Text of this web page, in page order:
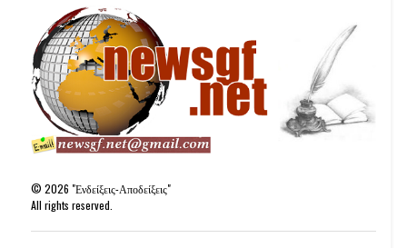
©2026 "Ενδείξεις-Αποδείξεις"
All rights reserved.